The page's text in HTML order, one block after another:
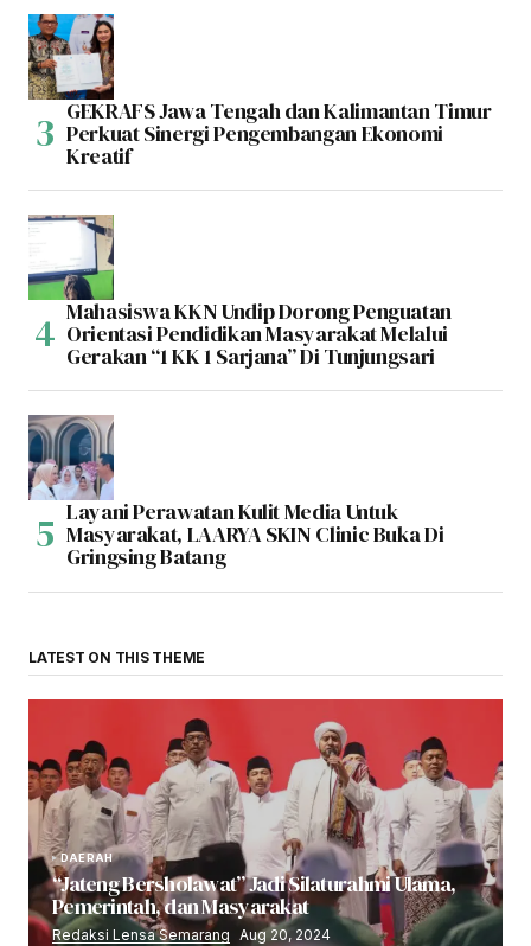
GEKRAFS Jawa Tengah dan Kalimantan Timur
Perkuat Sinergi Pengembangan Ekonomi
Kreatif
Mahasiswa KKN Undip Dorong Penguatan
Orientasi Pendidikan Masyarakat Melalui
Gerakan “1 KK 1 Sarjana” Di Tunjungsari
Layani Perawatan Kulit Media Untuk
Masyarakat, LAARYA SKIN Clinic Buka Di
Gringsing Batang
LATEST ON THIS THEME
DAERAH
“Jateng Bersholawat” Jadi Silaturahmi Ulama,
Pemerintah, dan Masyarakat
Redaksi Lensa Semarang Aug 20, 2024